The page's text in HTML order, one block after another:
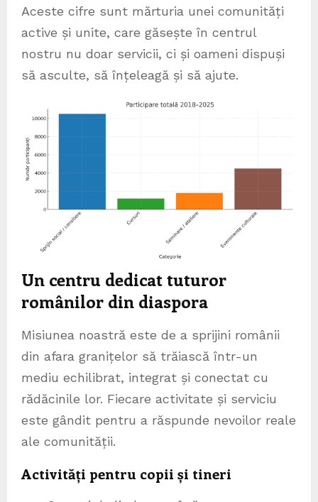
Aceste cifre sunt mărturia unei comunități
active și unite, care găsește în centrul
nostru nu doar servicii, ci și oameni dispuși
să asculte, să înțeleagă și să ajute.
Un centru dedicat tuturor
românilor din diaspora
Misiunea noastră este de a sprijini românii
din afara granițelor să trăiască într-un
mediu echilibrat, integrat și conectat cu
rădăcinile lor. Fiecare activitate și serviciu
este gândit pentru a răspunde nevoilor reale
ale comunității.
Activități pentru copii și tineri